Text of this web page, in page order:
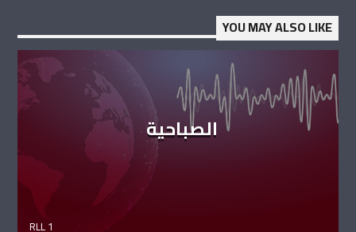
YOU MAY ALSO LIKE
الصباحية
RLL 1